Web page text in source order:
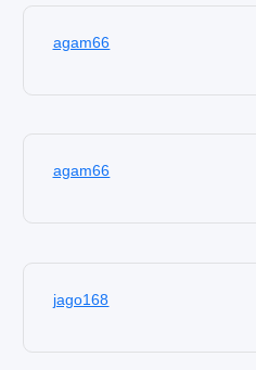
agam66
agam66
jago168